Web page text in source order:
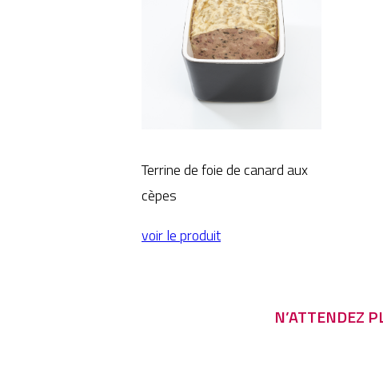
Terrine de foie de canard aux
cèpes
voir le produit
N’ATTENDEZ